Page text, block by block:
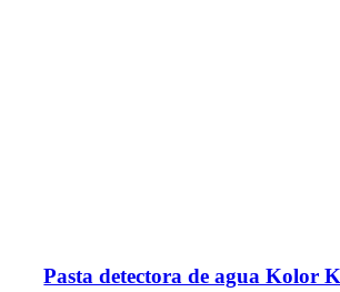
Pasta detectora de agua Kolor